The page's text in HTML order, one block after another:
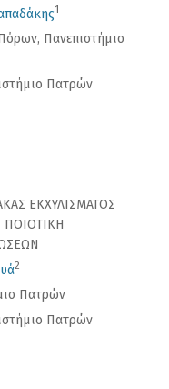
1
Πανεπιστήμιο
Πατρών
ΕΚΧΥΛΙΣΜΑΤΟΣ
2
Πατρών
Πατρών